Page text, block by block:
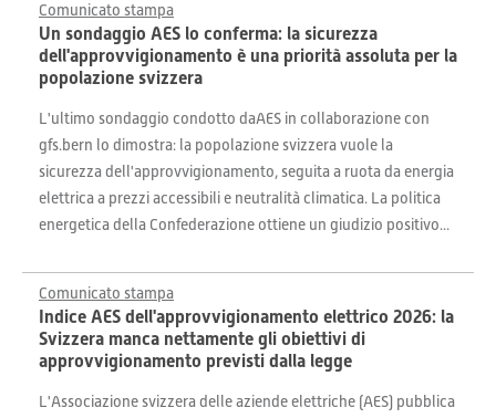
Comunicato stampa
Un sondaggio AES lo conferma: la sicurezza
dell'approvvigionamento è una priorità assoluta per la
popolazione svizzera
L'ultimo sondaggio condotto daAES in collaborazione con
gfs.bern lo dimostra: la popolazione svizzera vuole la
sicurezza dell'approvvigionamento, seguita a ruota da energia
elettrica a prezzi accessibili e neutralità climatica. La politica
energetica della Confederazione ottiene un giudizio positivo...
Comunicato stampa
Indice AES dell'approvvigionamento elettrico 2026: la
Svizzera manca nettamente gli obiettivi di
approvvigionamento previsti dalla legge
L'Associazione svizzera delle aziende elettriche (AES) pubblica